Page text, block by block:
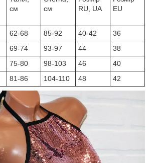
см
см
RU, UA
EU
62-68 85-92 40-42
36
69-74 93-97 44
38
75-80 98-103 46
40
81-86 104-110 48 42